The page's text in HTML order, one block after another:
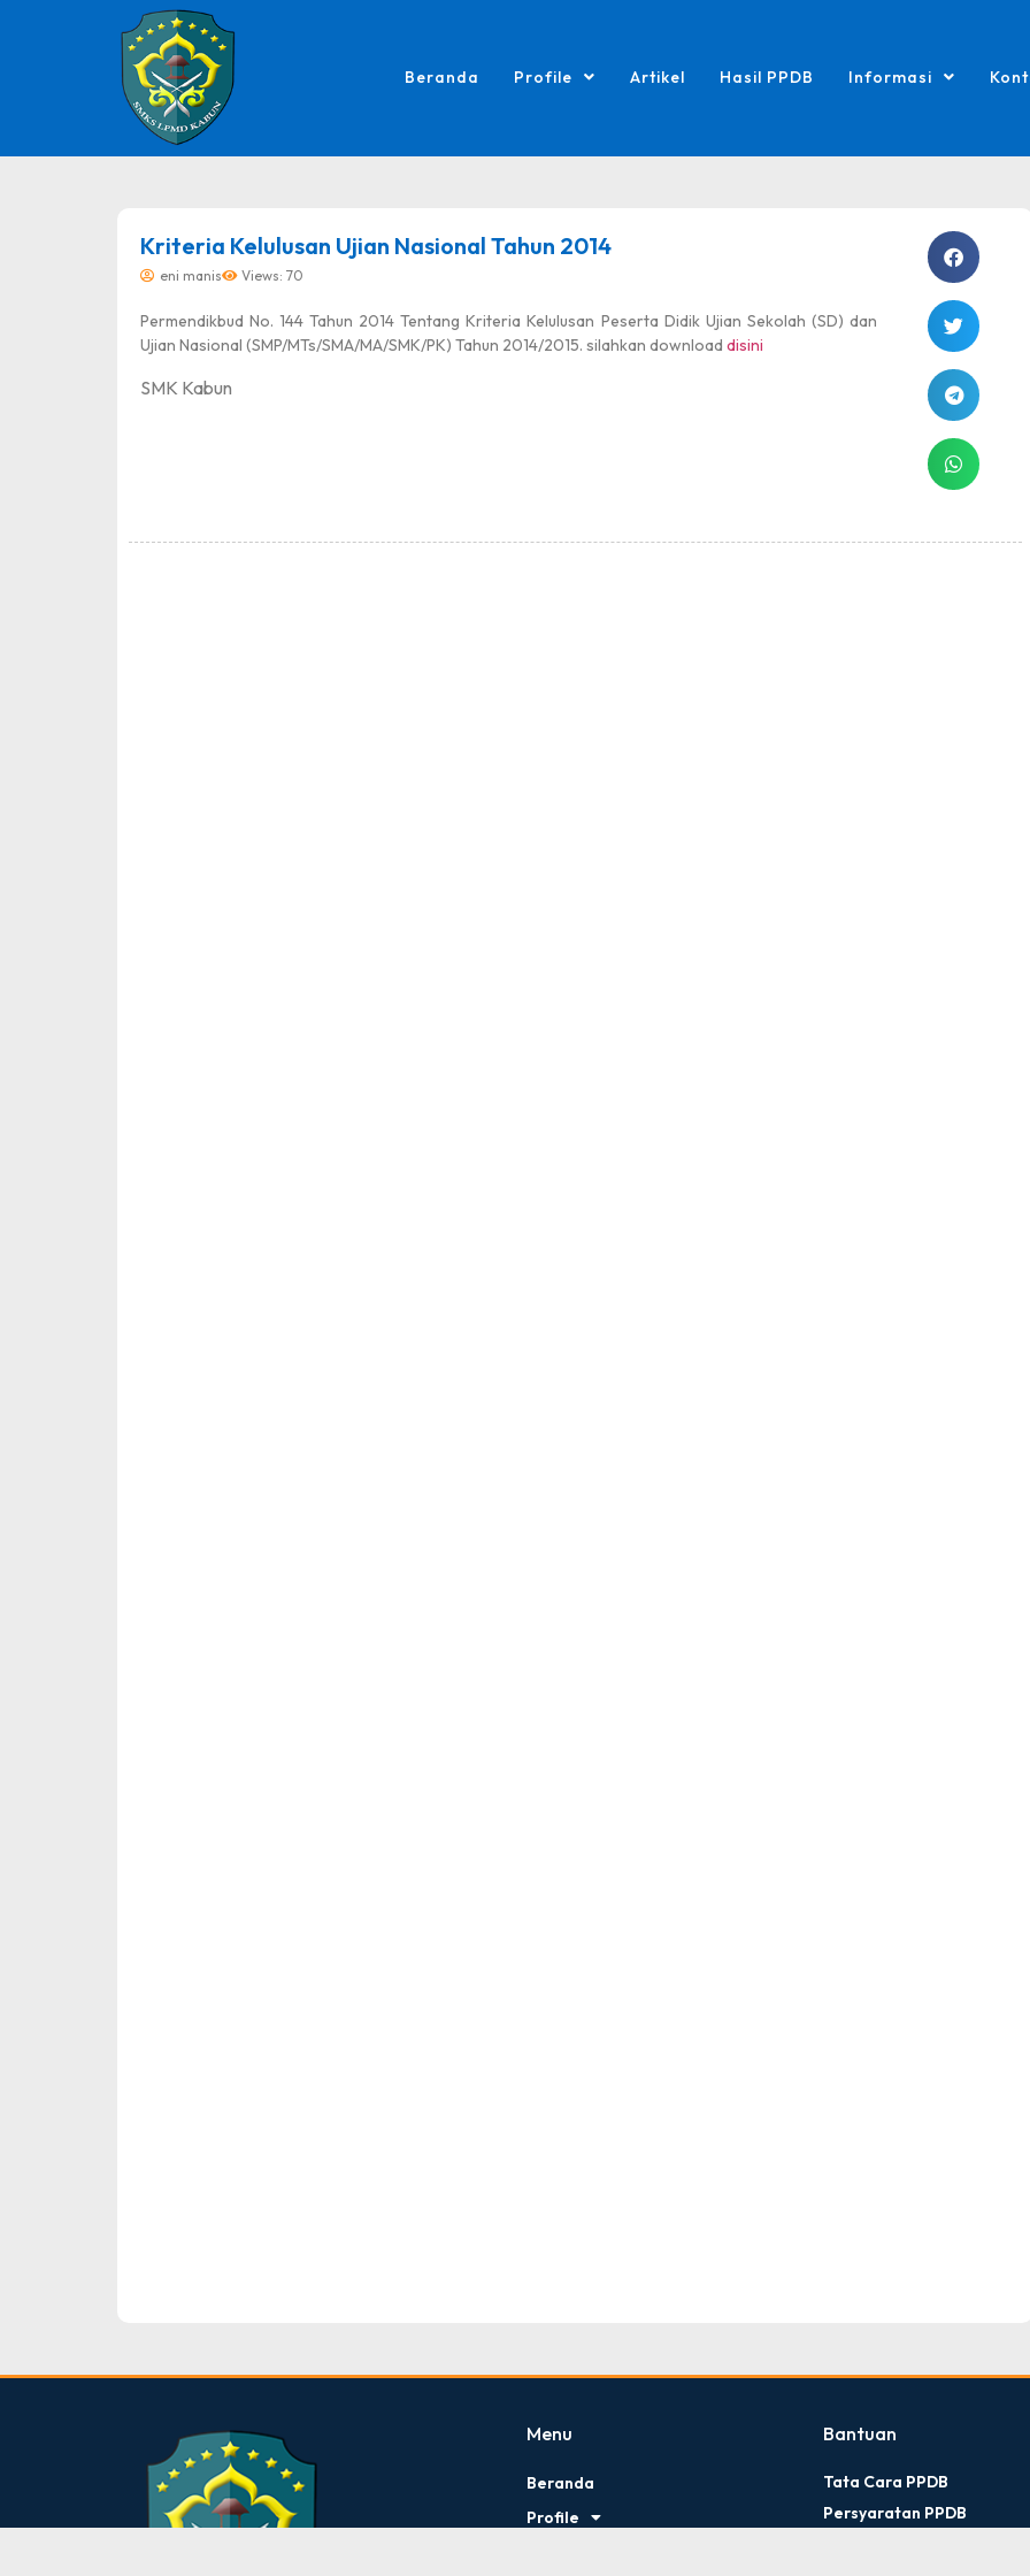
Beranda Profile Artikel Hasil PPDB Informasi
Kriteria Kelulusan Ujian Nasional Tahun 2014
eni manis Views: 70
Permendikbud No. 144 Tahun 2014 Tentang Kriteria Kelulusan Peserta Didik Ujian Sekolah (SD) dan
Ujian Nasional (SMP/MTs/SMA/MA/SMK/PK) Tahun 2014/2015. silahkan download disini
SMK Kabun
Menu
Beranda
Profile
Bantuan
Tata Cara PPDB
Persyaratan PPDB